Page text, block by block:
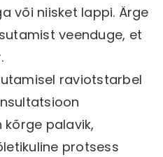
või niisket lappi. Ärge
veenduge, et
raviotstarbel
kõrge palavik,
protsess